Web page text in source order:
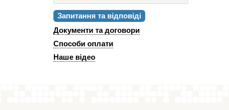
Запитання та відповіді
Документи та договори
Способи оплати
Наше відео